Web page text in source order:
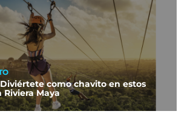
como chavito en estos
Maya